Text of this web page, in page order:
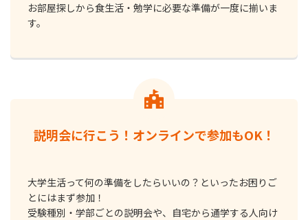
お部屋探しから⾷⽣活・勉学に必要な準備が⼀度に揃いま
す。
説明会に⾏こう！オンラインで参加もOK！
⼤学⽣活って何の準備をしたらいいの？といったお困りご
とにはまず参加！
受験種別・学部ごとの説明会や、⾃宅から通学する⼈向け